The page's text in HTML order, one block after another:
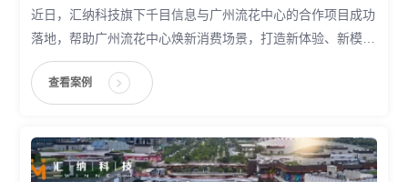
近日，汇纳科技旗下千目信息与广州流花中心的合作项目成功
落地，帮助广州流花中心焕新消费场景，打造新体验、新模
式，完成从传统商场到智慧商业的又一次华丽转身。
查看案例